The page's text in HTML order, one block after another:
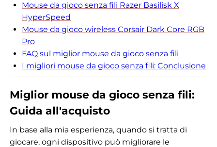
Mouse da gioco senza fili Razer Basilisk X
HyperSpeed
Mouse da gioco wireless Corsair Dark Core RGB
Pro
FAQ sul miglior mouse da gioco senza fili
I migliori mouse da gioco senza fili: Conclusione
Miglior mouse da gioco senza fili:
Guida all'acquisto
In base alla mia esperienza, quando si tratta di
giocare, ogni dispositivo può migliorare le